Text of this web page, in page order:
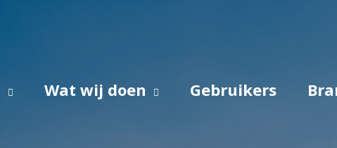
Wat wij doen Gebruikers